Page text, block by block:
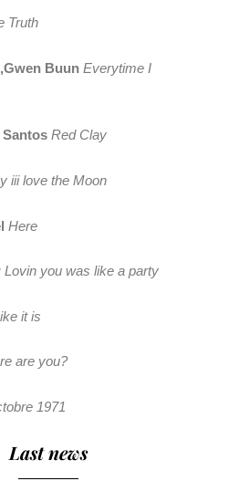
Truth
Buun Everytime I
Red Clay
iii love the Moon
Here
Lovin you was like a party
it is
are you?
1971
Last news